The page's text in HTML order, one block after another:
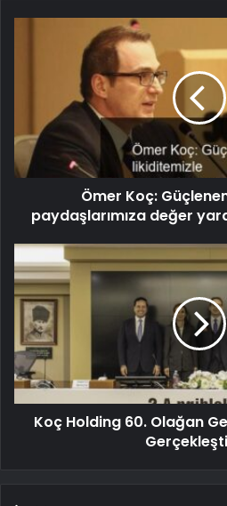
Ömer Koç:
paydaşlarımıza değer
Koç Holding 60. Olağan